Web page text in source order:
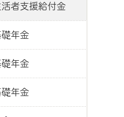
者支援給付金
礎年金
年金
年金